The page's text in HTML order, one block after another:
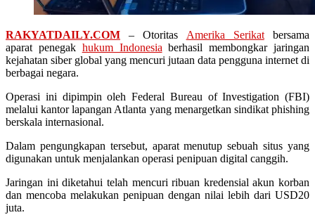
RAKYATDAILY.COM – Otoritas Amerika Serikatbersama
aparat penegak hukum Indonesia berhasil membongkar jaringan
kejahatan siber global yang mencuri jutaan data pengguna internet di
berbagai negara.
Operasi ini dipimpin oleh Federal Bureau of Investigation (FBI)
melalui kantor lapangan Atlanta yang menargetkan sindikat phishing
berskala internasional.
Dalam pengungkapan tersebut, aparat menutup sebuah situs yang
digunakan untuk menjalankan operasi penipuan digital canggih.
Jaringan ini diketahui telah mencuri ribuan kredensial akun korban
dan mencoba melakukan penipuan dengan nilai lebih dari USD20
juta.